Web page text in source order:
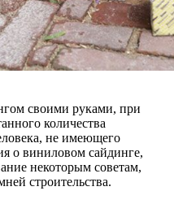
своими руками, при
количества
не имеющего
о виниловом сайдинге,
некоторым советам,
строительства.